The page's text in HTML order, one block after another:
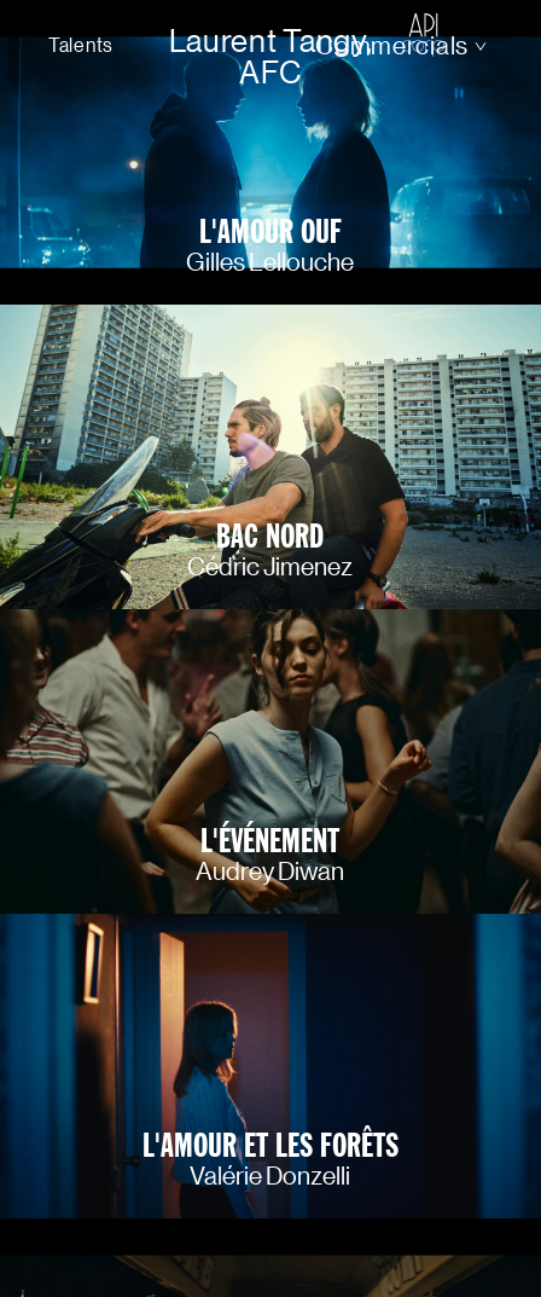
Talents
Laurent Tangy,
AFC
Commercials
L'AMOUR OUF
Gilles Lellouche
BAC NORD
Cédric Jimenez
L'ÉVÉNEMENT
Audrey Diwan
L'AMOUR ET LES FORÊTS
Valérie Donzelli